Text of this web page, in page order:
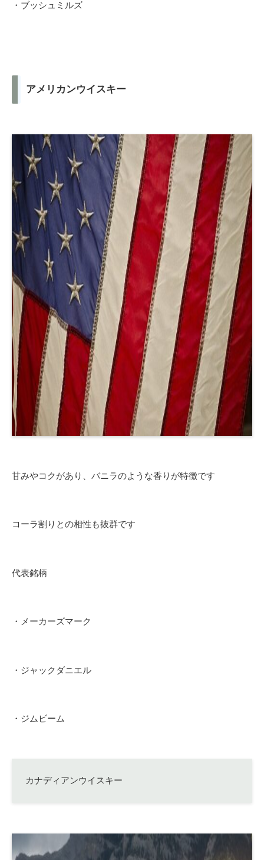
・ブッシュミルズ
アメリカンウイスキー
甘みやコクがあり、バニラのような香りが特徴です
コーラ割りとの相性も抜群です
代表銘柄
・メーカーズマーク
・ジャックダニエル
・ジムビーム
カナディアンウイスキー